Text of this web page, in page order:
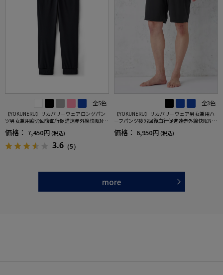
全5色
【YOKUNERU】リカバリーウェアロングパン
ツ男女兼用疲労回復血行促進遠赤外線快眠NA
NOMIX(R)【一般医療機器】SS～LLサイズ
価格： 7,450円 (税込)
3.6 （5）
全3色
【YOKUNERU】リカバリーウェア男女兼用ハ
ーフパンツ疲労回復血行促進遠赤外線快眠NA
NOMIX(R)【一般医療機器】SS～LLサイズ
価格： 6,950円 (税込)
more